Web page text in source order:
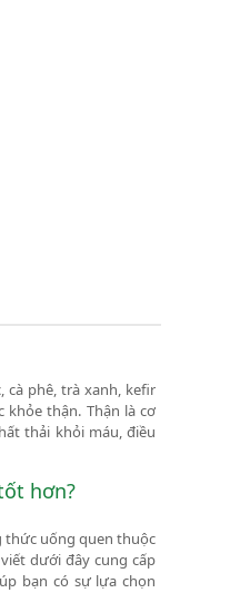
cà phê, trà xanh, kefir
khỏe thận. Thận là cơ
thải khỏi máu, điều
hơn?
thức uống quen thuộc
dưới đây cung cấp
bạn có sự lựa chọn